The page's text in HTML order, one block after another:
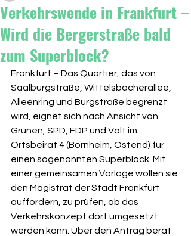
Verkehrswende in Frankfurt –
Wird die Bergerstraße bald
zum Superblock?
Frankfurt – Das Quartier, das von
Saalburgstraße, Wittelsbacherallee,
Alleenring und Burgstraße begrenzt
wird, eignet sich nach Ansicht von
Grünen, SPD, FDP und Volt im
Ortsbeirat 4 (Bornheim, Ostend) für
einen sogenannten Superblock. Mit
einer gemeinsamen Vorlage wollen sie
den Magistrat der Stadt Frankfurt
auffordern, zu prüfen, ob das
Verkehrskonzept dort umgesetzt
werden kann. Über den Antrag berät